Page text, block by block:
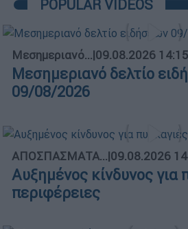
POPULAR VIDEOS
Μεσημεριανό...|09.08.2026 14:15
Μεσημεριανό δελτίο
09/08/2026
ΑΠΟΣΠΑΣΜΑΤΑ...|09.08.2026
Αυξημένος κίνδυνος για
περιφέρειες